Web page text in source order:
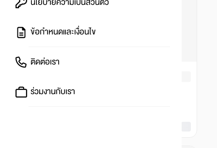
ข้อกำหนดและเงื่อนไข
ติดต่อเรา
ร่วมงานกับเรา